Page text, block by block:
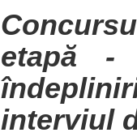
etapă -
interviul